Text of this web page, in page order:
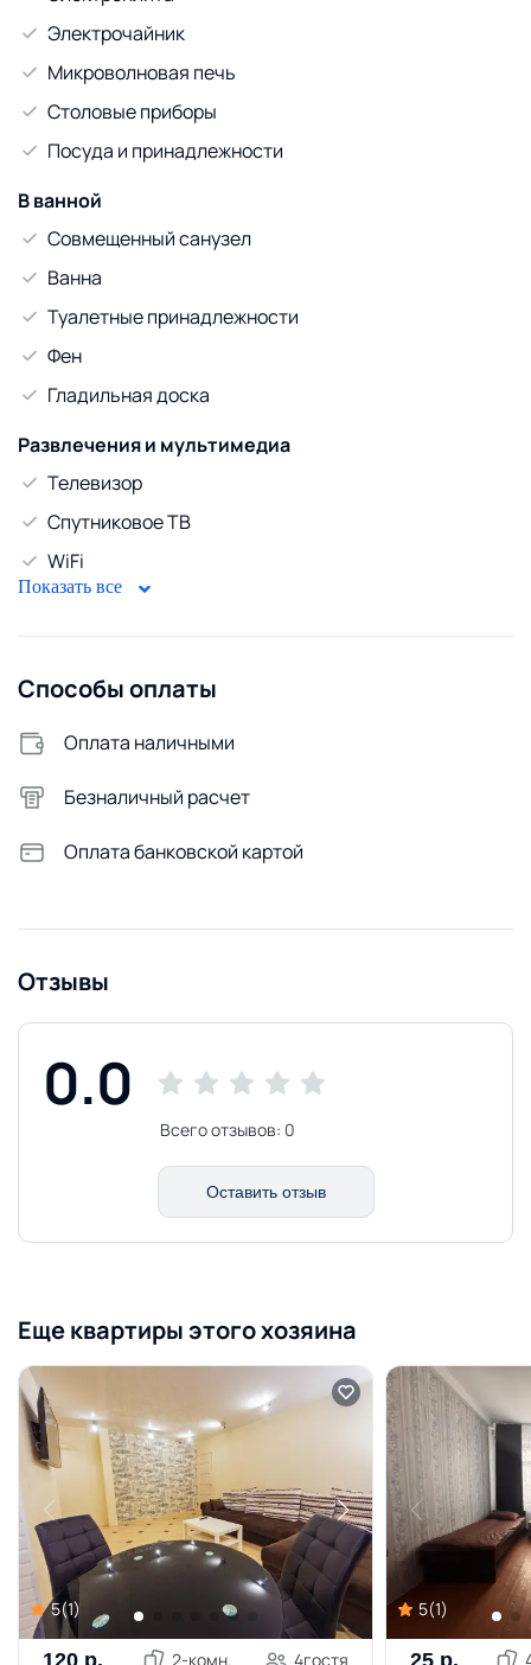
Электрочайник
Микроволновая печь
Столовые приборы
Посуда и принадлежности
В ванной
Совмещенный санузел
Ванна
Туалетные принадлежности
Фен
Гладильная доска
Развлечения и мультимедиа
Телевизор
Спутниковое ТВ
WiFi
Стирка и белье
Утюг
Стиральная машина
Удобства снаружи
Показать все
Способы оплаты
Оплата наличными
Безналичный расчет
Оплата банковской картой
Отзывы
0.0
Всего отзывов: 0
Оставить отзыв
Еще квартиры этого хозяина
5(1)
120 р. 2-комн. 4гостя
5(1)
25 р.